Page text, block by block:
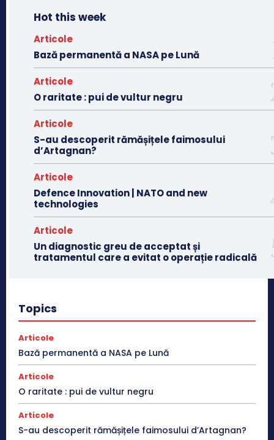
Hot this week
Articole
Bază permanentă a NASA pe Lună
Articole
O raritate : pui de vultur negru
Articole
S-au descoperit rămășițele faimosului
d’Artagnan?
Articole
Defence Innovation | NATO and new
technologies
Articole
Un diagnostic greu de acceptat și
tratamentul care a evitat o operație radicală
Topics
Articole
Bază permanentă a NASA pe Lună
Articole
O raritate : pui de vultur negru
Articole
S-au descoperit rămășițele faimosului d’Artagnan?